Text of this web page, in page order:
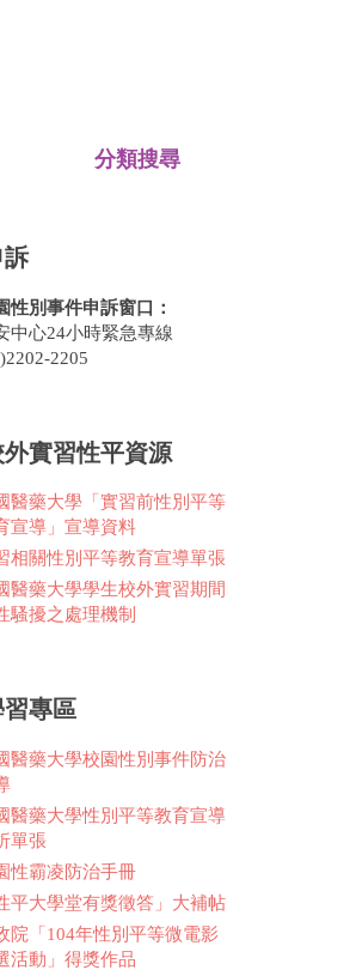
分類搜尋
性別事件申訴窗口：
中心24小時緊急專線
2205
實習性平資源
醫藥大學「實習前性別平等
宣導」宣導資料
相關性別平等教育宣導單張
醫藥大學學生校外實習期間
騷擾之處理機制
專區
醫藥大學校園性別事件防治
醫藥大學性別平等教育宣導
單張
性霸凌防治手冊
平大學堂有獎徵答」大補帖
院「104年性別平等微電影
活動」得獎作品